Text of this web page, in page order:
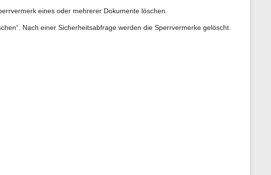
eines oder mehrerer Dokumente löschen.
Nach einer Sicherheitsabfrage werden die Sperrvermerke gelöscht.